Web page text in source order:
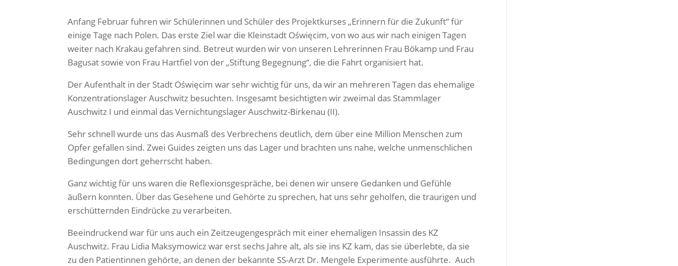
Anfang Februar fuhren wir Schülerinnen und Schüler des Projektkurses „Erinnern für die Zukunft“ für
einige Tage nach Polen. Das erste Ziel war die Kleinstadt Oświęcim, von wo aus wir nach einigen Tagen
weiter nach Krakau gefahren sind. Betreut wurden wir von unseren Lehrerinnen Frau Bökamp und Frau
Bagusat sowie von Frau Hartfiel von der „Stiftung Begegnung“, die die Fahrt organisiert hat.
Der Aufenthalt in der Stadt Oświęcim war sehr wichtig für uns, da wir an mehreren Tagen das ehemalige
Konzentrationslager Auschwitz besuchten. Insgesamt besichtigten wir zweimal das Stammlager
Auschwitz I und einmal das Vernichtungslager Auschwitz-Birkenau (II).
Sehr schnell wurde uns das Ausmaß des Verbrechens deutlich, dem über eine Million Menschen zum
Opfer gefallen sind. Zwei Guides zeigten uns das Lager und brachten uns nahe, welche unmenschlichen
Bedingungen dort geherrscht haben.
Ganz wichtig für uns waren die Reflexionsgespräche, bei denen wir unsere Gedanken und Gefühle
äußern konnten. Über das Gesehene und Gehörte zu sprechen, hat uns sehr geholfen, die traurigen und
erschütternden Eindrücke zu verarbeiten.
Beeindruckend war für uns auch ein Zeitzeugengespräch mit einer ehemaligen Insassin des KZ
Auschwitz. Frau Lidia Maksymowicz war erst sechs Jahre alt, als sie ins KZ kam, das sie überlebte, da sie
zu den Patientinnen gehörte, an denen der bekannte SS-Arzt Dr. Mengele Experimente ausführte. Auch